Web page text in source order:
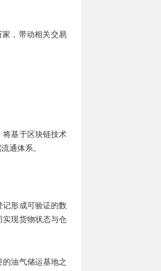
家，带动相关交易
将基于区块链技术
通体系。
记形成可验证的数
现货物状态与仓
油气储运基地之